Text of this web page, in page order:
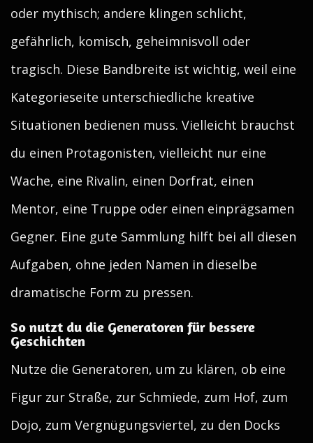
oder mythisch; andere klingen schlicht,
gefährlich, komisch, geheimnisvoll oder
tragisch. Diese Bandbreite ist wichtig, weil eine
Kategorieseite unterschiedliche kreative
Situationen bedienen muss. Vielleicht brauchst
du einen Protagonisten, vielleicht nur eine
Wache, eine Rivalin, einen Dorfrat, einen
Mentor, eine Truppe oder einen einprägsamen
Gegner. Eine gute Sammlung hilft bei all diesen
Aufgaben, ohne jeden Namen in dieselbe
dramatische Form zu pressen.
So nutzt du die Generatoren für bessere
Geschichten
Nutze die Generatoren, um zu klären, ob eine
Figur zur Straße, zur Schmiede, zum Hof, zum
Dojo, zum Vergnügungsviertel, zu den Docks